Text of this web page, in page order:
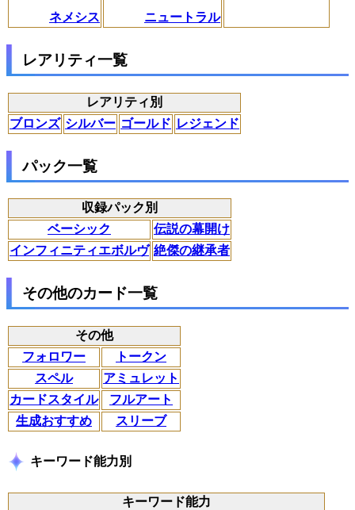
ネメシス ニュートラル
レアリティ一覧
レアリティ別
ブロンズ シルバー ゴールド レジェンド
パック一覧
収録パック別
ベーシック
伝説の幕開け
インフィニティエボルヴ 絶傑の継承者
その他のカード一覧
その他
フォロワー
トークン
スペル
アミュレット
カードスタイル
フルアート
生成おすすめ
スリーブ
キーワード能力別
キーワード能力